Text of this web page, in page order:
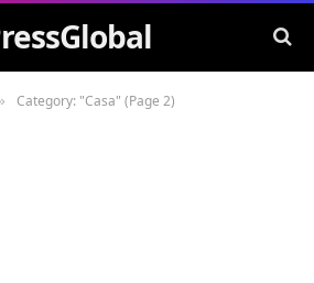
Category: "Casa" (Page 2)